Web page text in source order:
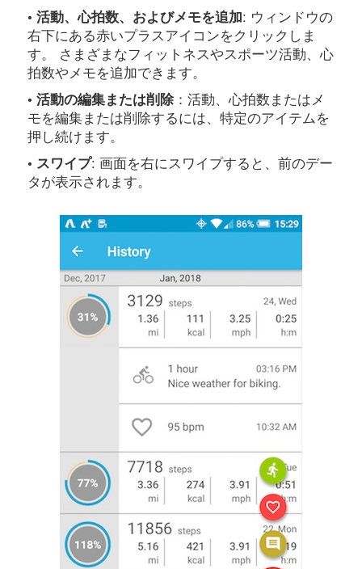
• 活動、心拍数、およびメモを追加: ウィンドウの
右下にある赤いプラスアイコンをクリックしま
す。 さまざまなフィットネスやスポーツ活動、心
拍数やメモを追加できます。
• 活動の編集または削除：活動、心拍数またはメ
モを編集または削除するには、特定のアイテムを
押し続けます。
• スワイプ: 画面を右にスワイプすると、前のデー
タが表示されます。